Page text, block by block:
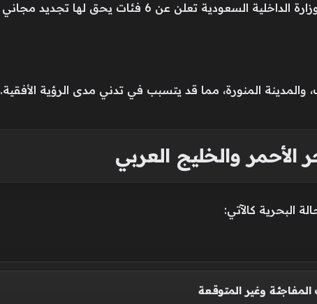
وتعويضات للمتضررين.. تعرف على قرارات الهيئة السعودية للمياه الجديدةوزارة الداخلية السعودية تعلن عن 6 فئات يحق لها تجديد مجاني
المنورة، مما قد يتسبب في تدني مدى الرؤية الأفقية.
الأحمر والخليج العربي
البحرية كالآتي:
وغير المتوقعة